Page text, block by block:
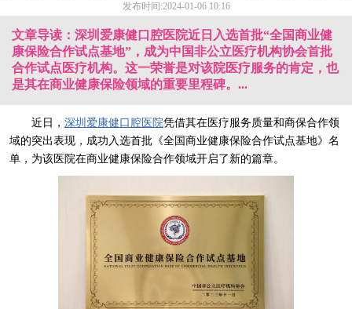
发布时间:2024-01-06 10:16
文章导读：深圳爱康健口腔医院近日入选首批“全国商业健
康保险合作试点基地”，成为中国非公立医疗机构协会首批
合作试点医疗机构。这一荣誉是对该院医疗服务的肯定，也
是其在商业健康保险领域的重要里程碑。...
近日， 深圳爱康健口腔医院凭借其在医疗服务质量和商保合作领
域的突出表现，成功入选首批《全国商业健康保险合作试点基地》名
单，为该医院在商业健康保险合作领域开启了新的篇章。